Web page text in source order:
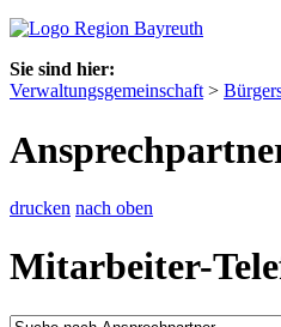
Sie sind hier:
Verwaltungsgemeinschaft >
drucken nach oben
Mitarbeiter-